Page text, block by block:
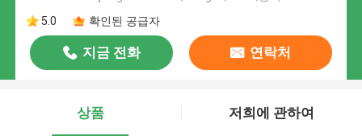
5.0
확인된 공급자
지금 전화 연락처
상품 저희에 관하여